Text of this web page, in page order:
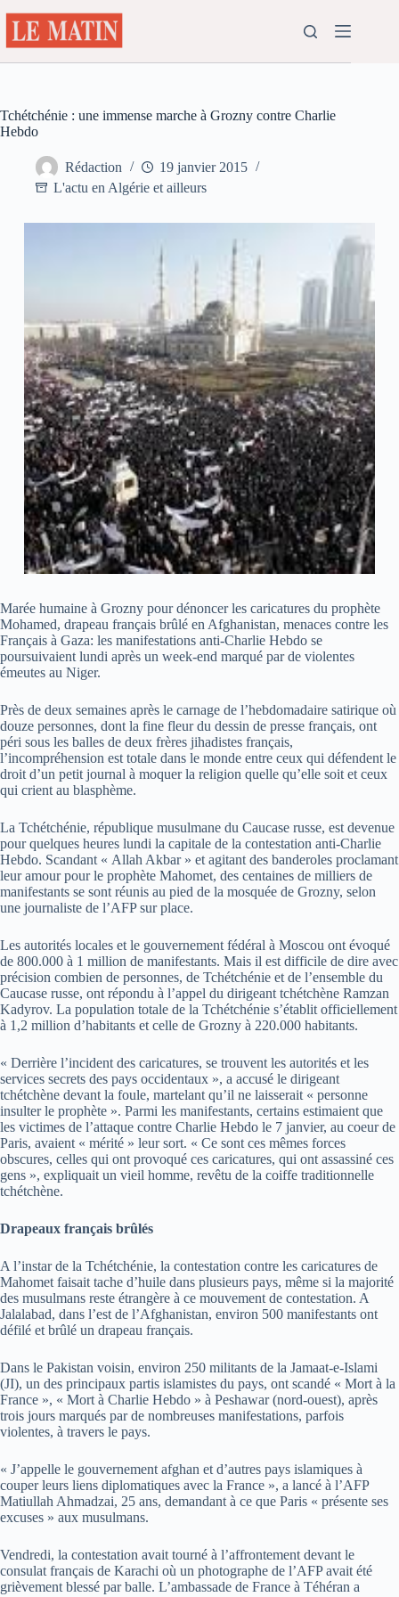
au
contenu
Tchétchénie : une immense marche à Grozny contre Charlie
Hebdo
Rédaction
19 janvier 2015
L'actu en Algérie et ailleurs
Marée humaine à Grozny pour dénoncer les caricatures du prophète
Mohamed, drapeau français brûlé en Afghanistan, menaces contre les
Français à Gaza: les manifestations anti-Charlie Hebdo se
poursuivaient lundi après un week-end marqué par de violentes
émeutes au Niger.
Près de deux semaines après le carnage de l’hebdomadaire satirique où
douze personnes, dont la fine fleur du dessin de presse français, ont
péri sous les balles de deux frères jihadistes français,
l’incompréhension est totale dans le monde entre ceux qui défendent le
droit d’un petit journal à moquer la religion quelle qu’elle soit et ceux
qui crient au blasphème.
La Tchétchénie, république musulmane du Caucase russe, est devenue
pour quelques heures lundi la capitale de la contestation anti-Charlie
Hebdo. Scandant « Allah Akbar » et agitant des banderoles proclamant
leur amour pour le prophète Mahomet, des centaines de milliers de
manifestants se sont réunis au pied de la mosquée de Grozny, selon
une journaliste de l’AFP sur place.
Les autorités locales et le gouvernement fédéral à Moscou ont évoqué
de 800.000 à 1 million de manifestants. Mais il est difficile de dire avec
précision combien de personnes, de Tchétchénie et de l’ensemble du
Caucase russe, ont répondu à l’appel du dirigeant tchétchène Ramzan
Kadyrov. La population totale de la Tchétchénie s’établit officiellement
à 1,2 million d’habitants et celle de Grozny à 220.000 habitants.
« Derrière l’incident des caricatures, se trouvent les autorités et les
services secrets des pays occidentaux », a accusé le dirigeant
tchétchène devant la foule, martelant qu’il ne laisserait « personne
insulter le prophète ». Parmi les manifestants, certains estimaient que
les victimes de l’attaque contre Charlie Hebdo le 7 janvier, au coeur de
Paris, avaient « mérité » leur sort. « Ce sont ces mêmes forces
obscures, celles qui ont provoqué ces caricatures, qui ont assassiné ces
gens », expliquait un vieil homme, revêtu de la coiffe traditionnelle
tchétchène.
Drapeaux français brûlés
A l’instar de la Tchétchénie, la contestation contre les caricatures de
Mahomet faisait tache d’huile dans plusieurs pays, même si la majorité
des musulmans reste étrangère à ce mouvement de contestation. A
Jalalabad, dans l’est de l’Afghanistan, environ 500 manifestants ont
défilé et brûlé un drapeau français.
Dans le Pakistan voisin, environ 250 militants de la Jamaat-e-Islami
(JI), un des principaux partis islamistes du pays, ont scandé « Mort à la
France », « Mort à Charlie Hebdo » à Peshawar (nord-ouest), après
trois jours marqués par de nombreuses manifestations, parfois
violentes, à travers le pays.
« J’appelle le gouvernement afghan et d’autres pays islamiques à
couper leurs liens diplomatiques avec la France », a lancé à l’AFP
Matiullah Ahmadzai, 25 ans, demandant à ce que Paris « présente ses
excuses » aux musulmans.
Vendredi, la contestation avait tourné à l’affrontement devant le
consulat français de Karachi où un photographe de l’AFP avait été
grièvement blessé par balle. L’ambassade de France à Téhéran a